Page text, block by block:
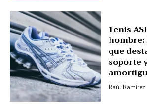
Tenis
que
soporte
Raúl Ramírez